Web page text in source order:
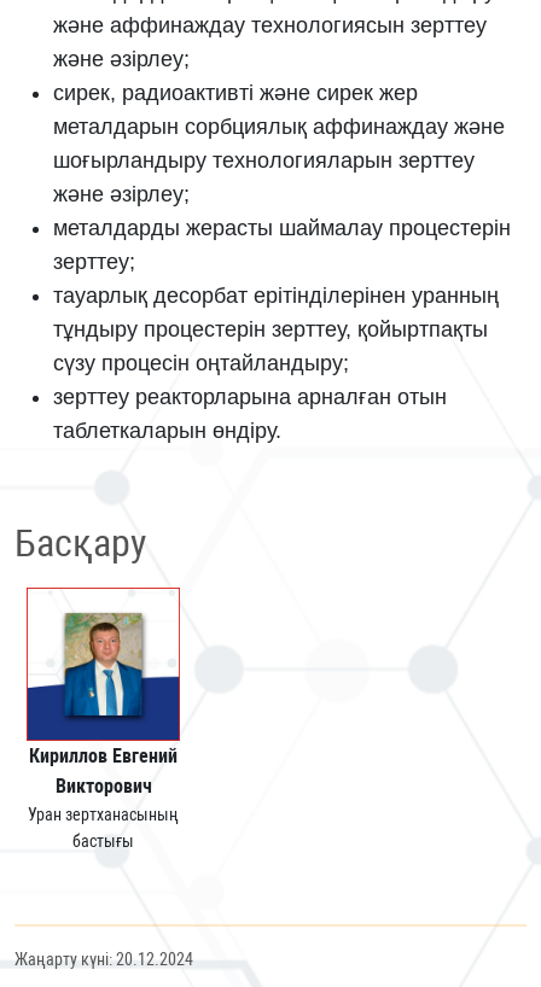
және аффинаждау технологиясын зерттеу
және әзірлеу;
сирек, радиоактивті және сирек жер
металдарын сорбциялық аффинаждау және
шоғырландыру технологияларын зерттеу
және әзірлеу;
металдарды жерасты шаймалау процестерін
зерттеу;
тауарлық десорбат ерітінділерінен уранның
тұндыру процестерін зерттеу, қойыртпақты
сүзу процесін оңтайландыру;
зерттеу реакторларына арналған отын
таблеткаларын өндіру.
Басқару
Кириллов Евгений
Викторович
Уран зертханасының
бастығы
Жаңарту күні: 20.12.2024